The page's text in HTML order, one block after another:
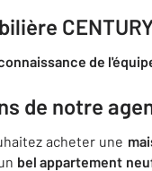
de
de notre
acheter une
bel appartement